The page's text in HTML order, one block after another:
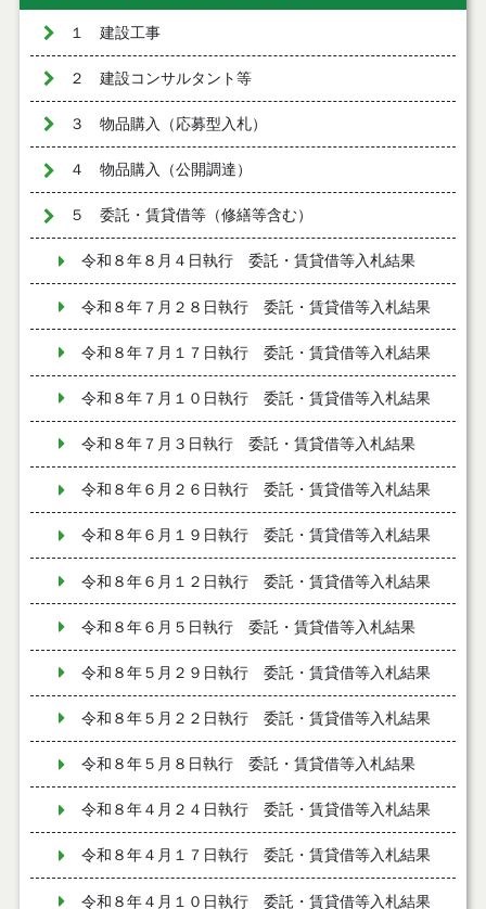
１ 建設工事
２ 建設コンサルタント等
３ 物品購入（応募型入札）
４ 物品購入（公開調達）
５ 委託・賃貸借等（修繕等含む）
令和８年８月４日執行 委託・賃貸借等入札結果
令和８年７月２８日執行 委託・賃貸借等入札結果
令和８年７月１７日執行 委託・賃貸借等入札結果
令和８年７月１０日執行 委託・賃貸借等入札結果
令和８年７月３日執行 委託・賃貸借等入札結果
令和８年６月２６日執行 委託・賃貸借等入札結果
令和８年６月１９日執行 委託・賃貸借等入札結果
令和８年６月１２日執行 委託・賃貸借等入札結果
令和８年６月５日執行 委託・賃貸借等入札結果
令和８年５月２９日執行 委託・賃貸借等入札結果
令和８年５月２２日執行 委託・賃貸借等入札結果
令和８年５月８日執行 委託・賃貸借等入札結果
令和８年４月２４日執行 委託・賃貸借等入札結果
令和８年４月１７日執行 委託・賃貸借等入札結果
令和８年４月１０日執行 委託・賃貸借等入札結果